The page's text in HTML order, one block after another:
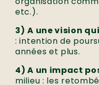
etc.).
3) A une vision
: intention de
années et plus.
4) A un impact
milieu : les